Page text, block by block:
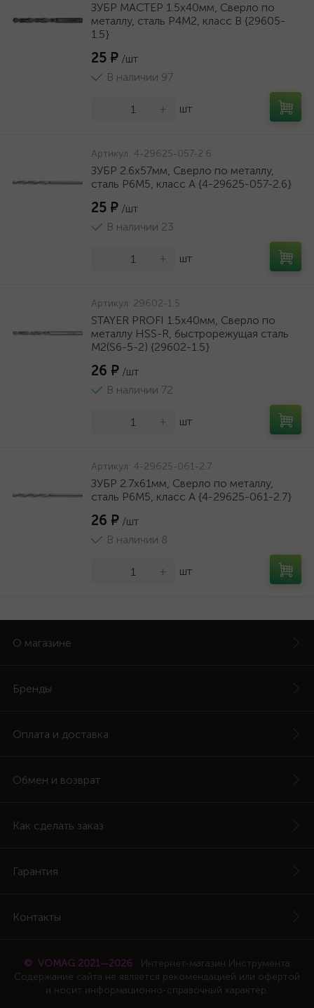
ЗУБР МАСТЕР 1.5х40мм, Сверло по
металлу, сталь Р4М2, класс В {29605-
1.5}
25 ₽ /шт
В наличии 97
+ шт
Артикул: 4-29625-057-2.6
ЗУБР 2.6х57мм, Сверло по металлу,
сталь Р6М5, класс А {4-29625-057-2.6}
25 ₽ /шт
В наличии 23
+ шт
Артикул: 29602-1.5
STAYER PROFI 1.5х40мм, Сверло по
металлу HSS-R, быстрорежущая сталь
М2(S6-5-2) {29602-1.5}
26 ₽ /шт
В наличии 72
+ шт
Артикул: 4-29625-061-2.7
ЗУБР 2.7х61мм, Сверло по металлу,
сталь Р6М5, класс А {4-29625-061-2.7}
26 ₽ /шт
В наличии 8
+ шт
О магазине
Бренды
Оплата и доставка
Обмен и возврат
Как сделать заказ
Гарантия
Контакты
© VOMAG 2021—2026
Интернет-магазин Инструмента
Содержание сайта не является рекомендацией или офертой
и носит информационно-справочный характер.